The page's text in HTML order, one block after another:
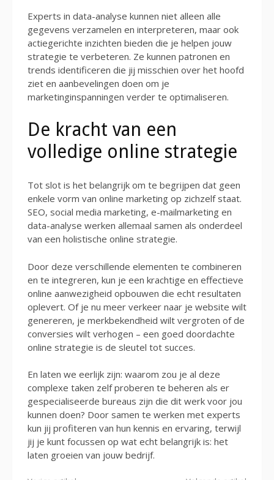
Experts in data-analyse kunnen niet alleen alle
gegevens verzamelen en interpreteren, maar ook
actiegerichte inzichten bieden die je helpen jouw
strategie te verbeteren. Ze kunnen patronen en
trends identificeren die jij misschien over het hoofd
ziet en aanbevelingen doen om je
marketinginspanningen verder te optimaliseren.
De kracht van een
volledige online strategie
Tot slot is het belangrijk om te begrijpen dat geen
enkele vorm van online marketing op zichzelf staat.
SEO, social media marketing, e-mailmarketing en
data-analyse werken allemaal samen als onderdeel
van een holistische online strategie.
Door deze verschillende elementen te combineren
en te integreren, kun je een krachtige en effectieve
online aanwezigheid opbouwen die echt resultaten
oplevert. Of je nu meer verkeer naar je website wilt
genereren, je merkbekendheid wilt vergroten of de
conversies wilt verhogen – een goed doordachte
online strategie is de sleutel tot succes.
En laten we eerlijk zijn: waarom zou je al deze
complexe taken zelf proberen te beheren als er
gespecialiseerde bureaus zijn die dit werk voor jou
kunnen doen? Door samen te werken met experts
kun jij profiteren van hun kennis en ervaring, terwijl
jij je kunt focussen op wat echt belangrijk is: het
laten groeien van jouw bedrijf.